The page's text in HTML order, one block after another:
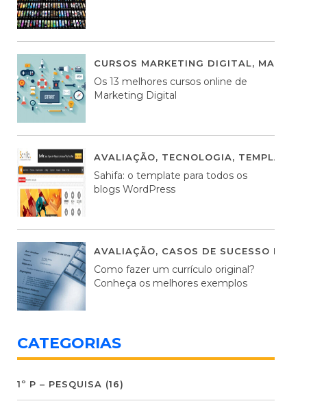
CURSOS MARKETING DIGITAL,
Os 13 melhores cursos online de
Marketing Digital
AVALIAÇÃO, TECNOLOGIA, TEMPLATES
Sahifa: o template para todos os
blogs WordPress
AVALIAÇÃO, CASOS DE SUCESSO DE
Como fazer um currículo original?
Conheça os melhores exemplos
CATEGORIAS
1º P – PESQUISA (16)